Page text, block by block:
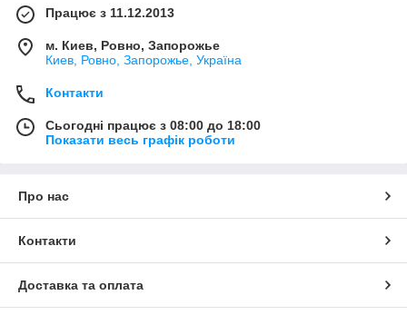
Працює з 11.12.2013
м. Киев, Ровно, Запорожье
Киев, Ровно, Запорожье, Україна
Контакти
Сьогодні працює з 08:00 до 18:00
Показати весь графік роботи
Про нас
Контакти
Доставка та оплата